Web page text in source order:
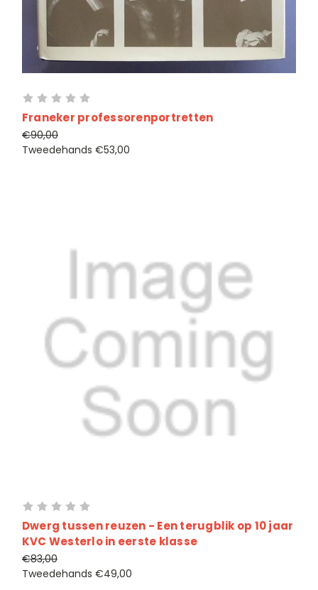
Franeker professorenportretten
€90,00
Tweedehands €53,00
Dwerg tussen reuzen - Een terugblik op 10 jaar
KVC Westerlo in eerste klasse
€83,00
Tweedehands €49,00